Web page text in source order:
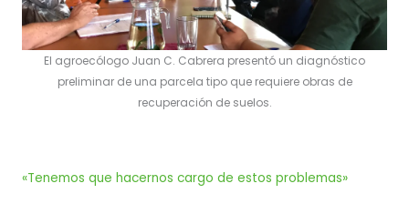
El agroecólogo Juan C. Cabrera presentó un diagnóstico
preliminar de una parcela tipo que requiere obras de
recuperación de suelos.
«Tenemos que hacernos cargo de estos problemas»